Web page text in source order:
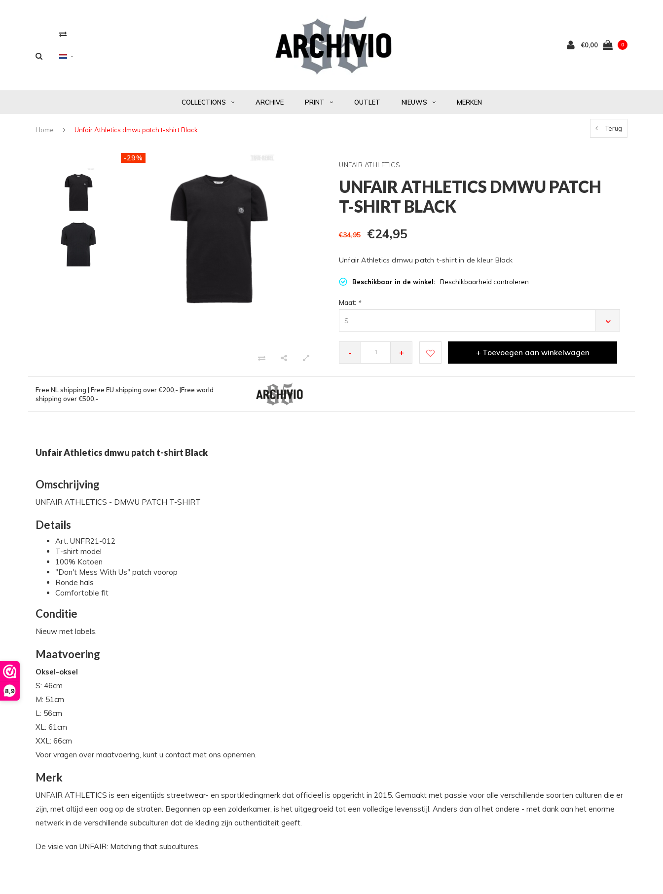
8,9
€0,00 0
COLLECTIONS ARCHIVE PRINT OUTLET NIEUWS MERKEN
Home Unfair Athletics dmwu patch t-shirt Black Terug
-29%
UNFAIR ATHLETICS
UNFAIR ATHLETICS DMWU PATCH
T-SHIRT BLACK
€34,95 €24,95
Unfair Athletics dmwu patch t-shirt in de kleur Black
Beschikbaar in de winkel: Beschikbaarheid controleren
Maat: *
S
- + + Toevoegen aan winkelwagen
Free NL shipping | Free EU shipping over €200,- |Free world
shipping over €500,-
Unfair Athletics dmwu patch t-shirt Black
Omschrijving
UNFAIR ATHLETICS - DMWU PATCH T-SHIRT
Details
Art. UNFR21-012
T-shirt model
100% Katoen
"Don't Mess With Us" patch voorop
Ronde hals
Comfortable fit
Conditie
Nieuw met labels.
Maatvoering
Oksel-oksel
S: 46cm
M: 51cm
L: 56cm
XL: 61cm
XXL: 66cm
Voor vragen over maatvoering, kunt u contact met ons opnemen.
Merk
UNFAIR ATHLETICS is een eigentijds streetwear- en sportkledingmerk dat officieel is opgericht in 2015. Gemaakt met passie voor alle verschillende soorten culturen die er
zijn, met altijd een oog op de straten. Begonnen op een zolderkamer, is het uitgegroeid tot een volledige levensstijl. Anders dan al het andere - met dank aan het enorme
netwerk in de verschillende subculturen dat de kleding zijn authenticiteit geeft.
De visie van UNFAIR: Matching that subcultures.